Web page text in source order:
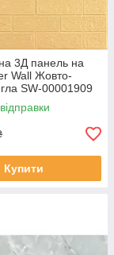
3Д панель на
Wall Жовто-
SW-00001909
мм (SHiz17067)
Купити